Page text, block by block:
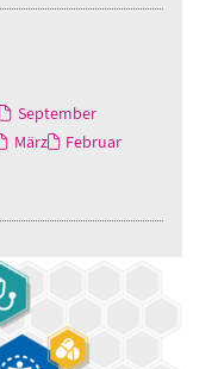
September
März
Februar